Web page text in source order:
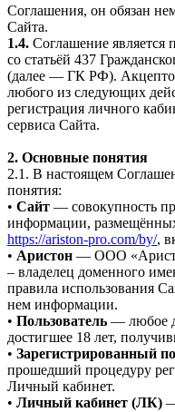
Соглашения, он обязан
Сайта.
1.4. Соглашение является
со статьёй 437
(далее — ГК РФ).
любого из следующих
регистрация личного
сервиса Сайта.
2. Основные понятия
2.1. В настоящем
понятия:
• Сайт — совокупность
информации,
https://ariston-pro.com/by/,
• Аристон — ООО
– владелец доменного
правила использования
нем информации.
• Пользователь — любое
достигшее 18 лет,
• Зарегистрированный
прошедший процедуру
Личный кабинет.
• Личный кабинет (ЛК)